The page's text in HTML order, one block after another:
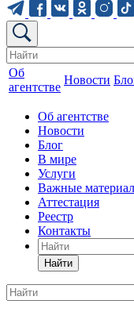
Об
агентстве
Новости
Об агентстве
Новости
Блог
В мире
Услуги
Важные
Аттестация
Реестр
Контакты
Найти